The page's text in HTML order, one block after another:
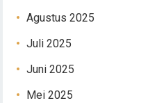
Agustus 2025
Juli 2025
Juni 2025
Mei 2025